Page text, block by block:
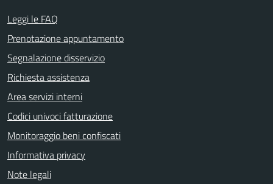
Leggi le FAQ
Prenotazione appuntamento
Segnalazione disservizio
Richiesta assistenza
Area servizi interni
Codici univoci fatturazione
Monitoraggio beni confiscati
Informativa privacy
Note legali